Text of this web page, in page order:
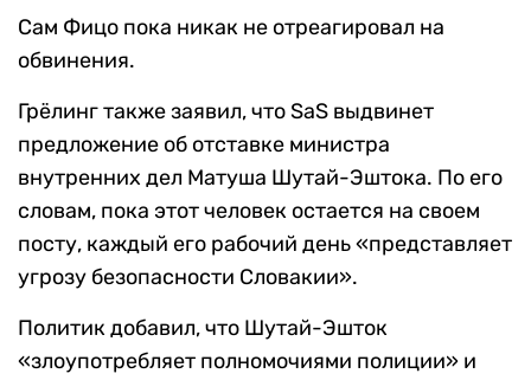
Сам Фицо пока никак не отреагировал на
обвинения.
Грёлинг также заявил, что SaS выдвинет
предложение об отставке министра
внутренних дел Матуша Шутай-Эштока. По его
словам, пока этот человек остается на своем
посту, каждый его рабочий день «представляет
угрозу безопасности Словакии».
Политик добавил, что Шутай-Эшток
«злоупотребляет полномочиями полиции» и